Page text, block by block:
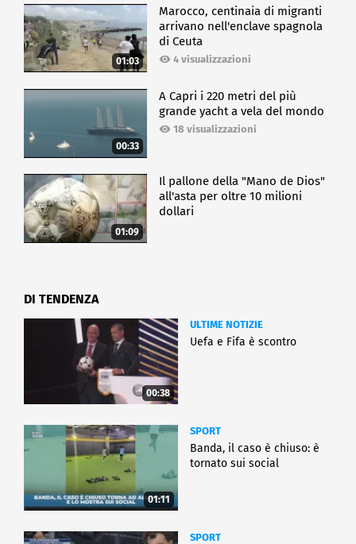
01:03
Marocco, centinaia di migranti
arrivano nell'enclave spagnola
di Ceuta
4 visualizzazioni
00:33
A Capri i 220 metri del più
grande yacht a vela del mondo
18 visualizzazioni
01:09
Il pallone della "Mano de Dios"
all'asta per oltre 10 milioni
dollari
DI TENDENZA
00:38
ULTIME NOTIZIE
Uefa e Fifa è scontro
01:11
SPORT
Banda, il caso è chiuso: è
tornato sui social
SPORT